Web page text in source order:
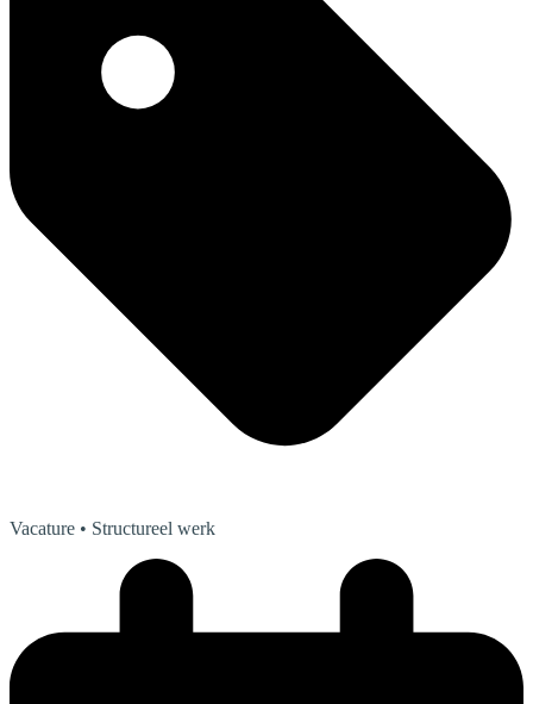
Vacature • Structureel werk